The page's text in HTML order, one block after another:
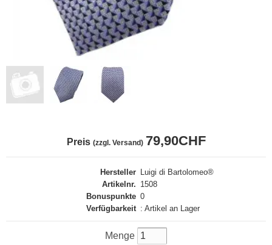
Preis (zzgl. Versand) 79,90CHF
Hersteller Luigi di Bartolomeo®
Artikelnr. 1508
Bonuspunkte 0
Verfügbarkeit : Artikel an Lager
Menge